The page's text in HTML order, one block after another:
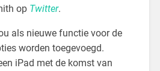
op Twitter.
als nieuwe functie voor de
worden toegevoegd.
iPad met de komst van